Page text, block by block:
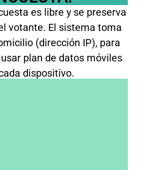
es libre y se preserva
votante. El sistema toma
(dirección IP), para
plan de datos móviles
dispositivo.